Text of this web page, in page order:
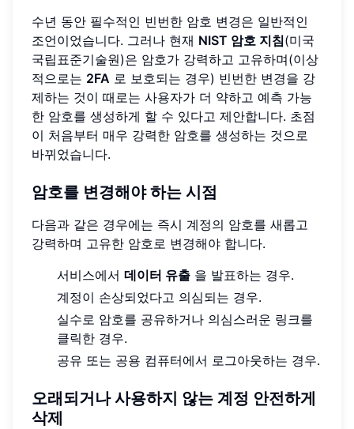
수년 동안 필수적인 빈번한 암호 변경은 일반적인
조언이었습니다. 그러나 현재 NIST 암호 지침(미국
국립표준기술원)은 암호가 강력하고 고유하며(이상
적으로는 2FA 로 보호되는 경우) 빈번한 변경을 강
제하는 것이 때로는 사용자가 더 약하고 예측 가능
한 암호를 생성하게 할 수 있다고 제안합니다. 초점
이 처음부터 매우 강력한 암호를 생성하는 것으로
바뀌었습니다.
암호를 변경해야 하는 시점
다음과 같은 경우에는 즉시 계정의 암호를 새롭고
강력하며 고유한 암호로 변경해야 합니다.
서비스에서 데이터 유출 을 발표하는 경우.
계정이 손상되었다고 의심되는 경우.
실수로 암호를 공유하거나 의심스러운 링크를
클릭한 경우.
공유 또는 공용 컴퓨터에서 로그아웃하는 경우.
오래되거나 사용하지 않는 계정 안전하게
삭제